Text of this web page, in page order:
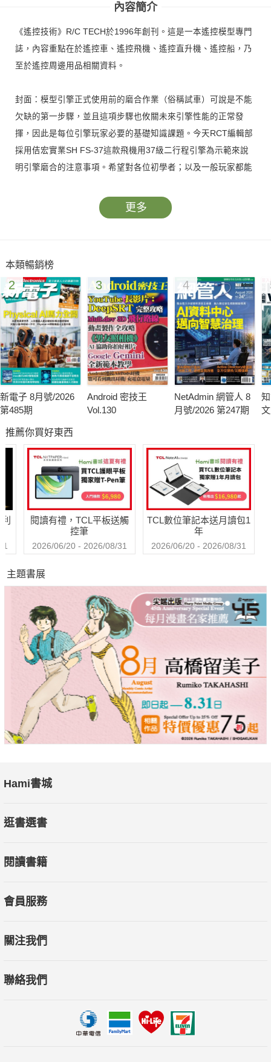
內容簡介
《遙控技術》R/C TECH於1996年創刊。這是一本遙控模型專門
誌，內容重點在於遙控車、遙控飛機、遙控直升機、遙控船，乃
至於遙控周邊用品相關資料。
封面：模型引擎正式使用前的磨合作業（俗稱試車）可說是不能
欠缺的第一步驟，並且這項步驟也攸關未來引擎性能的正常發
揮，因此是每位引擎玩家必要的基礎知識課題。今天RCT編輯部
採用佶宏實業SH FS-37這款飛機用37級二行程引擎為示範來說
明引擎磨合的注意事項。希望對各位初學者；以及一般玩家都能
更多
本類暢銷榜
2
新電子 8月號/2026
第485期
3
Android 密技王
Vol.130
4
NetAdmin 網管人 8
月號/2026 第247期
推薦你買好東西
閱讀有禮，TCL平板送觸
控筆
2026/06/20 - 2026/08/31
TCL數位筆記本送月讀包1
年
2026/06/20 - 2026/08/31
主題書展
Hami書城
逛書選書
閱讀書籍
會員服務
關注我們
聯絡我們